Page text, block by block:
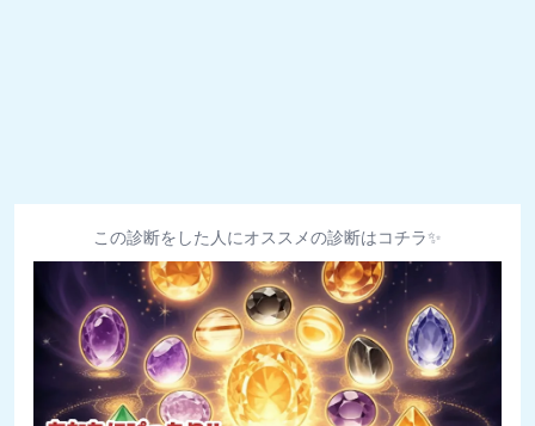
この診断をした人にオススメの診断はコチラ✨